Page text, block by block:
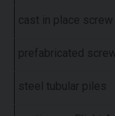
cast in place
prefabricated
steel tubular piles